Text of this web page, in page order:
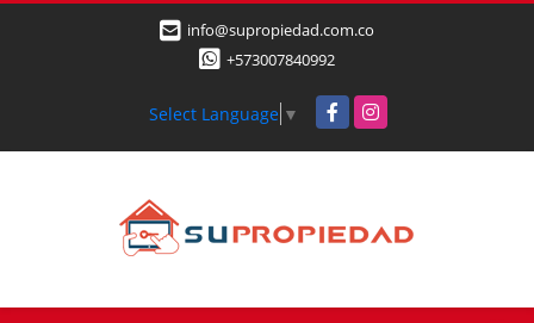
info@supropiedad.com.co
+573007840992
Select Language ▼ FacebookInstagram